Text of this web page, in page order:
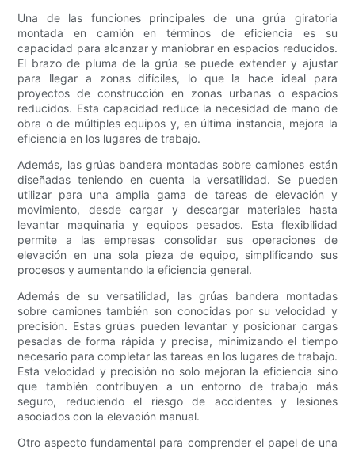
Una de las funciones principales de una grúa giratoria
montada en camión en términos de eficiencia es su
capacidad para alcanzar y maniobrar en espacios reducidos.
El brazo de pluma de la grúa se puede extender y ajustar
para llegar a zonas difíciles, lo que la hace ideal para
proyectos de construcción en zonas urbanas o espacios
reducidos. Esta capacidad reduce la necesidad de mano de
obra o de múltiples equipos y, en última instancia, mejora la
eficiencia en los lugares de trabajo.
Además, las grúas bandera montadas sobre camiones están
diseñadas teniendo en cuenta la versatilidad. Se pueden
utilizar para una amplia gama de tareas de elevación y
movimiento, desde cargar y descargar materiales hasta
levantar maquinaria y equipos pesados. Esta flexibilidad
permite a las empresas consolidar sus operaciones de
elevación en una sola pieza de equipo, simplificando sus
procesos y aumentando la eficiencia general.
Además de su versatilidad, las grúas bandera montadas
sobre camiones también son conocidas por su velocidad y
precisión. Estas grúas pueden levantar y posicionar cargas
pesadas de forma rápida y precisa, minimizando el tiempo
necesario para completar las tareas en los lugares de trabajo.
Esta velocidad y precisión no solo mejoran la eficiencia sino
que también contribuyen a un entorno de trabajo más
seguro, reduciendo el riesgo de accidentes y lesiones
asociados con la elevación manual.
Otro aspecto fundamental para comprender el papel de una